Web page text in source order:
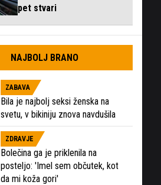
pet stvari
NAJBOLJ BRANO
ZABAVA
Bila je najbolj seksi ženska na
svetu, v bikiniju znova navdušila
ZDRAVJE
Bolečina ga je priklenila na
posteljo: 'Imel sem občutek, kot
da mi koža gori'